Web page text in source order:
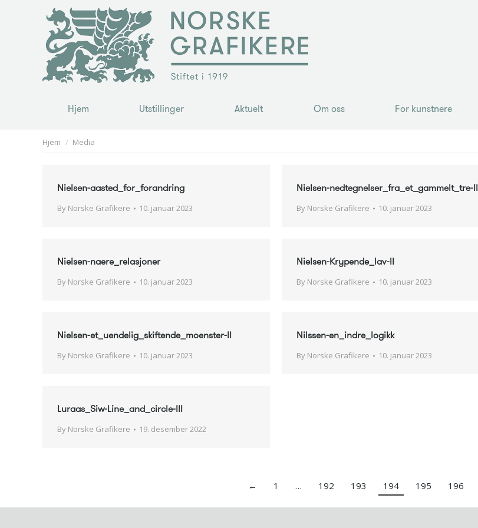
Hjem Utstillinger Aktuelt Om oss For kunstnere
You are here:
Hjem Media
Nielsen-aasted_for_forandring
By Norske Grafikere 10. januar 2023
Nielsen-nedtegnelser_fra_et_gammelt_tre-II
By Norske Grafikere 10. januar 2023
Nielsen-naere_relasjoner
By Norske Grafikere 10. januar 2023
Nielsen-Krypende_lav-II
By Norske Grafikere 10. januar 2023
Nielsen-et_uendelig_skiftende_moenster-II
By Norske Grafikere 10. januar 2023
Nilssen-en_indre_logikk
By Norske Grafikere 10. januar 2023
Luraas_Siw-Line_and_circle-III
By Norske Grafikere 19. desember 2022
← 1 … 192 193 194 195 196
Hjem Utstillinger Aktuelt